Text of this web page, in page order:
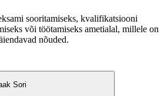
sooritamiseks, kvalifikatsiooni
või töötamiseks ametialal, millele on
nõuded.
Sori